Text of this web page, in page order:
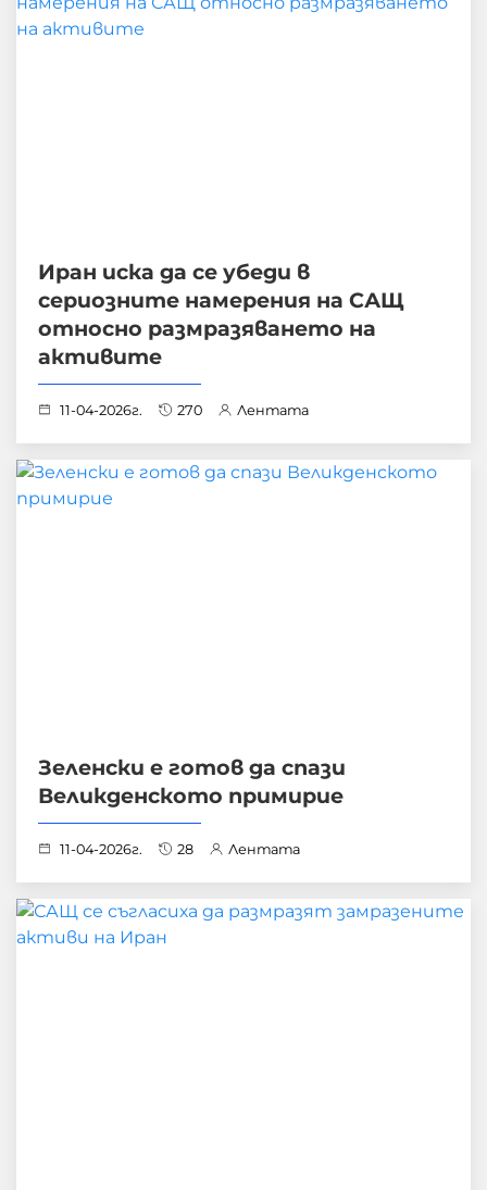
Иран иска да се убеди в
сериозните намерения на САЩ
относно размразяването на
активите
11-04-2026г. 270 Лентата
Зеленски е готов да спази
Великденското примирие
11-04-2026г. 28 Лентата